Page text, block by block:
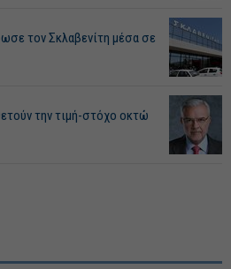
τον Σκλαβενίτη μέσα σε
την τιμή-στόχο οκτώ